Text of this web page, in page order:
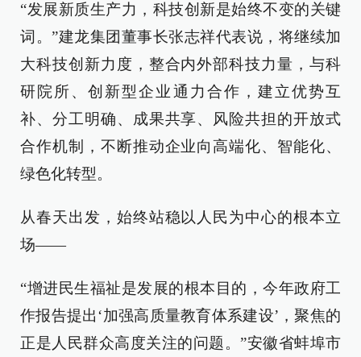
“发展新质生产力，科技创新是始终不变的关键
词。”建龙集团董事长张志祥代表说，将继续加
大科技创新力度，整合内外部科技力量，与科
研院所、创新型企业通力合作，建立优势互
补、分工明确、成果共享、风险共担的开放式
合作机制，不断推动企业向高端化、智能化、
绿色化转型。
从春天出发，始终站稳以人民为中心的根本立
场——
“增进民生福祉是发展的根本目的，今年政府工
作报告提出‘加强高质量教育体系建设’，聚焦的
正是人民群众高度关注的问题。”安徽省蚌埠市